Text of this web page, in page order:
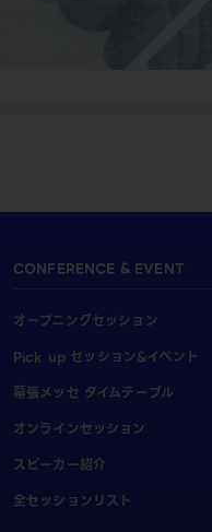
CONFERENCE & EVENT
オープニングセッション
Pick up セッション&イベント
幕張メッセ タイムテーブル
オンラインセッション
スピーカー紹介
全セッションリスト